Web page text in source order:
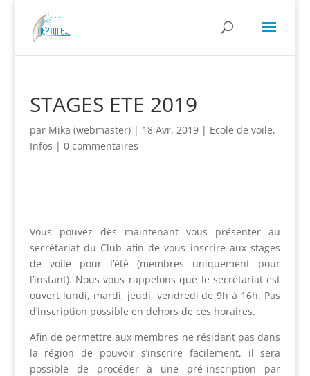
STAGES ETE 2019
par Mika (webmaster)| 18 Avr. 2019| Ecole de voile,
Infos | 0 commentaires
Vous pouvez dès maintenant vous présenter au
secrétariat du Club afin de vous inscrire aux stages
de voile pour l’été (membres uniquement pour
l’instant). Nous vous rappelons que le secrétariat est
ouvert lundi, mardi, jeudi, vendredi de 9h à 16h. Pas
d’inscription possible en dehors de ces horaires.
Afin de permettre aux membres ne résidant pas dans
la région de pouvoir s’inscrire facilement, il sera
possible de procéder à une pré-inscription par